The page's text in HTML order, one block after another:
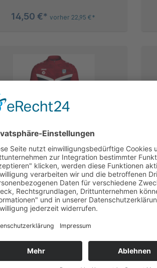
14,50 €*vorher 22,95 €*
Trainingsanzug Kinder mit
Logo Inis und Sponsor